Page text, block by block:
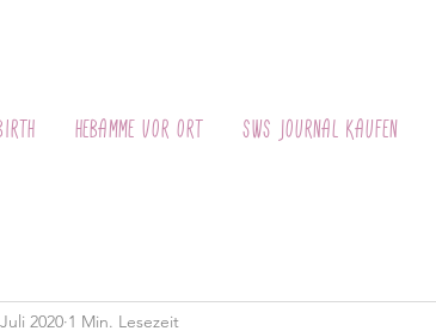
Hebamme vor Ort SWS Journal kaufen
2020 1 Min. Lesezeit